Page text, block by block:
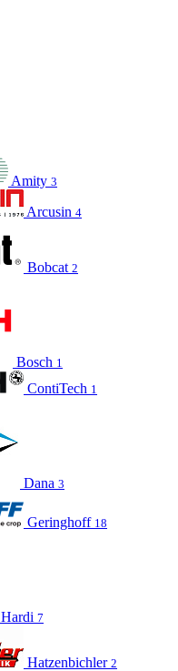
Amity 3
Arcusin 4
Bobcat 2
Bosch 1
ContiTech 1
Dana 3
Geringhoff 18
Hardi 7
Hatzenbichler 2